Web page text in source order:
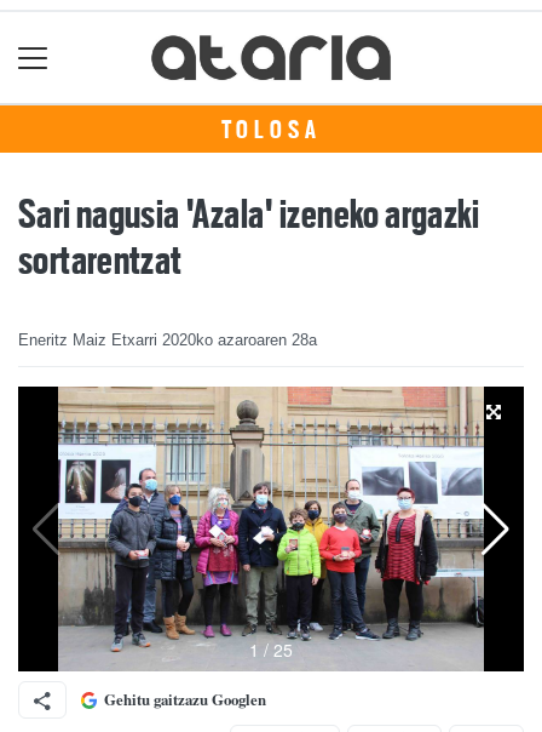
TOLOSA
Sari nagusia 'Azala' izeneko argazki
sortarentzat
Eneritz Maiz Etxarri 2020ko azaroaren 28a
Gehitu gaitzazu Googlen